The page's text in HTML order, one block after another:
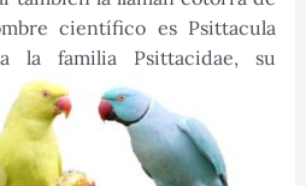
científico es Psittacula
a lafamilia Psittacidae, su